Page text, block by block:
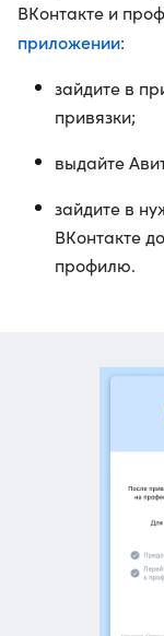
ВКонтакте и
приложении:
зайдите в
привязки;
выдайте
зайдите в
ВКонтакте
профилю.